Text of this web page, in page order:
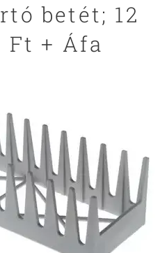
betét; 12
Ft + Áfa